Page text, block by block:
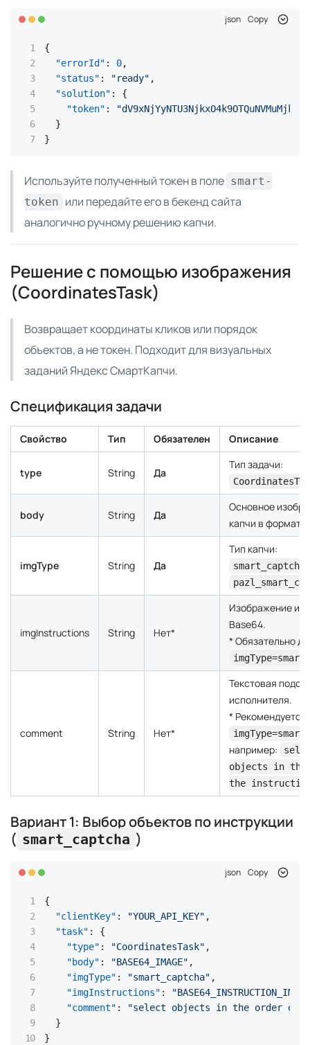
json Copy
{
"errorId" : 0,
"status" : "ready" ,
"solution" :
{
"token" :
}
}
Используйте полученный токен в поле smart-
token или передайте его в бекенд сайта
аналогично ручному решению капчи.
Решение с помощью изображения
(CoordinatesTask)
Возвращает координаты кликов или порядок
объектов, а не токен. Подходит для визуальных
заданий Яндекс СмартКапчи.
Спецификация задачи
Свойство Тип Обязателен Описание
type String Да
Тип задачи:
body String Да
Основное
капчи в формате
imgType String Да
Тип капчи:
smart_captcha
imgInstructions String Нет*
Изображение
Base64.
* Обязательно
comment String Нет*
Текстовая
исполнителя.
* Рекомендуется
например:
objects in
the
Вариант 1: Выбор объектов по инструкции
( smart_captcha )
json Copy
{
"clientKey" : "YOUR_API_KEY" ,
"task" :
{
"type" : "CoordinatesTask" ,
"body" : "BASE64_IMAGE" ,
"imgType" : "smart_captcha" ,
"imgInstructions" :
"comment" :
"select objects in the order of
}
}